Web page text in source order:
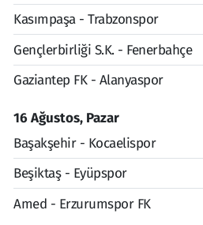
Kasımpaşa - Trabzonspor
Gençlerbirliği S.K. - Fenerbahçe
Gaziantep FK - Alanyaspor
16 Ağustos, Pazar
Başakşehir - Kocaelispor
Beşiktaş - Eyüpspor
Amed - Erzurumspor FK